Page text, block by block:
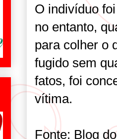
O indivíduo
no entanto,
para colher o
fugido sem
fatos, foi
vítima.
Fonte: Blog